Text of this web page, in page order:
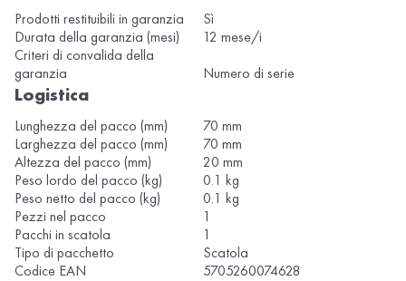
Prodotti restituibili in garanzia
Sì
Durata della garanzia (mesi)
12 mese/i
Criteri di convalida della
garanzia
Numero di serie
Logistica
Lunghezza del pacco (mm)
70 mm
Larghezza del pacco (mm)
70 mm
Altezza del pacco (mm)
20 mm
Peso lordo del pacco (kg)
0.1 kg
Peso netto del pacco (kg)
0.1 kg
Pezzi nel pacco
1
Pacchi in scatola
1
Tipo di pacchetto
Scatola
Codice EAN
5705260074628